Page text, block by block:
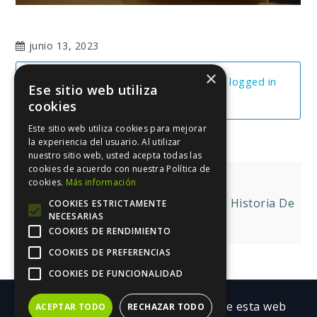
junio 13, 2023
You cannot view this unit as you're not logged in
yet.
Navegación
de
entradas
Los Puntos De Jobs
Curso De Amazon Completo Parte 1. Historia De
Amazon
Copyright ©| Todos los contenidos de esta web
×
Ese sitio web utiliza
cookies
Este sitio web utiliza cookies para mejorar
la experiencia del usuario. Al utilizar
nuestro sitio web, usted acepta todas las
cookies de acuerdo con nuestra Política de
cookies. Más información
COOKIES ESTRICTAMENTE
NECESARIAS
COOKIES DE RENDIMIENTO
COOKIES DE PREFERENCIAS
COOKIES DE FUNCIONALIDAD
ACEPTAR TODO RECHAZAR TODO